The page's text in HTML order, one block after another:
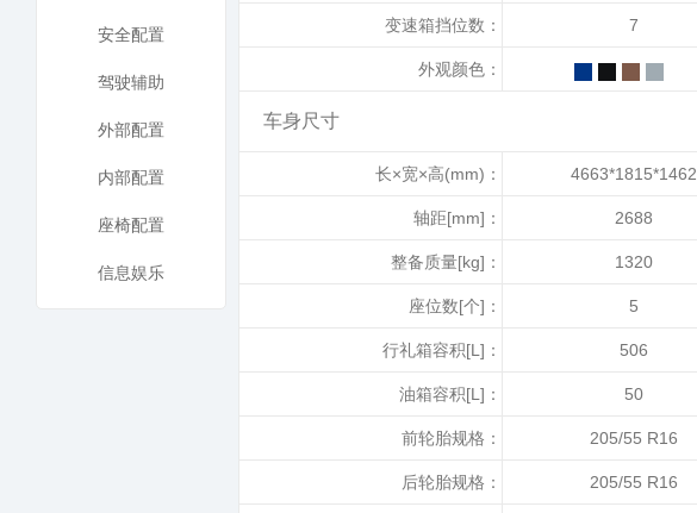
变速箱挡位数： 7
外观颜色：
车身尺寸
长×宽×高(mm)： 4663*1815*1462
轴距[mm]： 2688
整备质量[kg]： 1320
座位数[个]： 5
行礼箱容积[L]： 506
油箱容积[L]： 50
前轮胎规格： 205/55 R16
后轮胎规格： 205/55 R16
安全配置
驾驶辅助
外部配置
内部配置
座椅配置
信息娱乐